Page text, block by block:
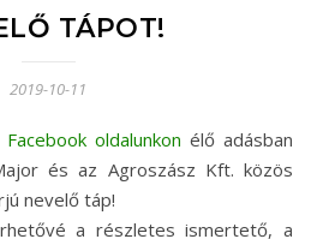
TÁPOT!
2019-10-11
Facebook oldalunkon élő adásban
és az Agroszász Kft. közös
nevelő táp!
a részletes ismertető, a